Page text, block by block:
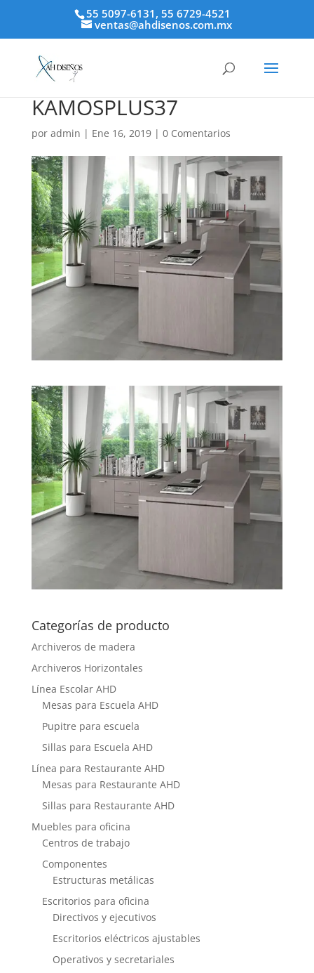
55 5097-6131, 55 6729-4521
ventas@ahdisenos.com.mx
KAMOSPLUS37
por admin | Ene 16, 2019| 0 Comentarios
Categorías de producto
Archiveros de madera
Archiveros Horizontales
Línea Escolar AHD
Mesas para Escuela AHD
Pupitre para escuela
Sillas para Escuela AHD
Línea para Restaurante AHD
Mesas para Restaurante AHD
Sillas para Restaurante AHD
Muebles para oficina
Centros de trabajo
Componentes
Estructuras metálicas
Escritorios para oficina
Directivos y ejecutivos
Escritorios eléctricos ajustables
Operativos y secretariales